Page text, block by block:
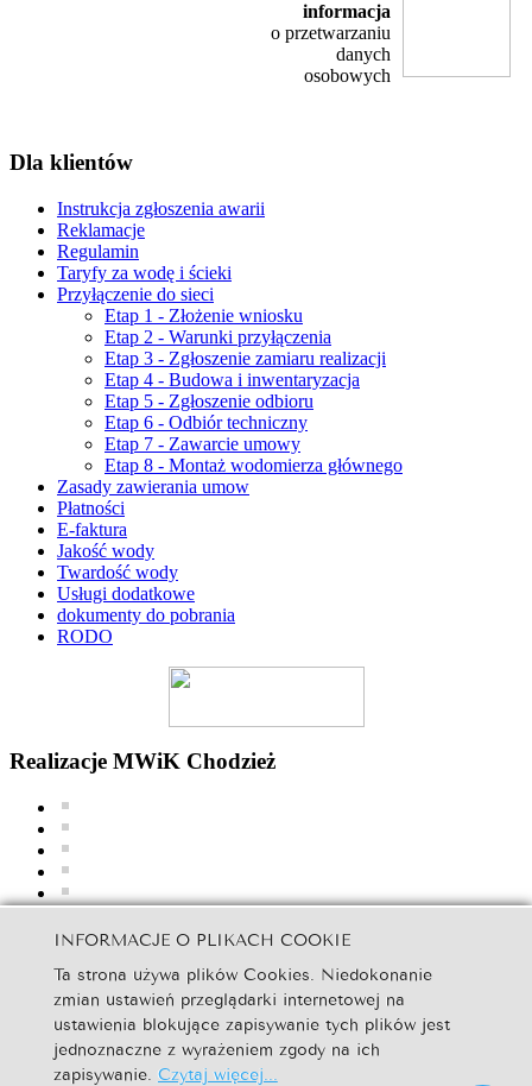
informacja
o przetwarzaniu
danych
osobowych
Dla klientów
Instrukcja zgłoszenia awarii
Reklamacje
Regulamin
Taryfy za wodę i ścieki
Przyłączenie do sieci
Etap 1 - Złożenie wniosku
Etap 2 - Warunki przyłączenia
Etap 3 - Zgłoszenie zamiaru realizacji
Etap 4 - Budowa i inwentaryzacja
Etap 5 - Zgłoszenie odbioru
Etap 6 - Odbiór techniczny
Etap 7 - Zawarcie umowy
Etap 8 - Montaż wodomierza głównego
Zasady zawierania umow
Płatności
E-faktura
Jakość wody
Twardość wody
Usługi dodatkowe
dokumenty do pobrania
RODO
Realizacje MWiK Chodzież
INFORMACJE O PLIKACH COOKIE
Ta strona używa plików Cookies. Niedokonanie
zmian ustawień przeglądarki internetowej na
ustawienia blokujące zapisywanie tych plików jest
jednoznaczne z wyrażeniem zgody na ich
zapisywanie. Czytaj więcej...